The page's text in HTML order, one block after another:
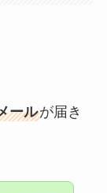
ールが届き